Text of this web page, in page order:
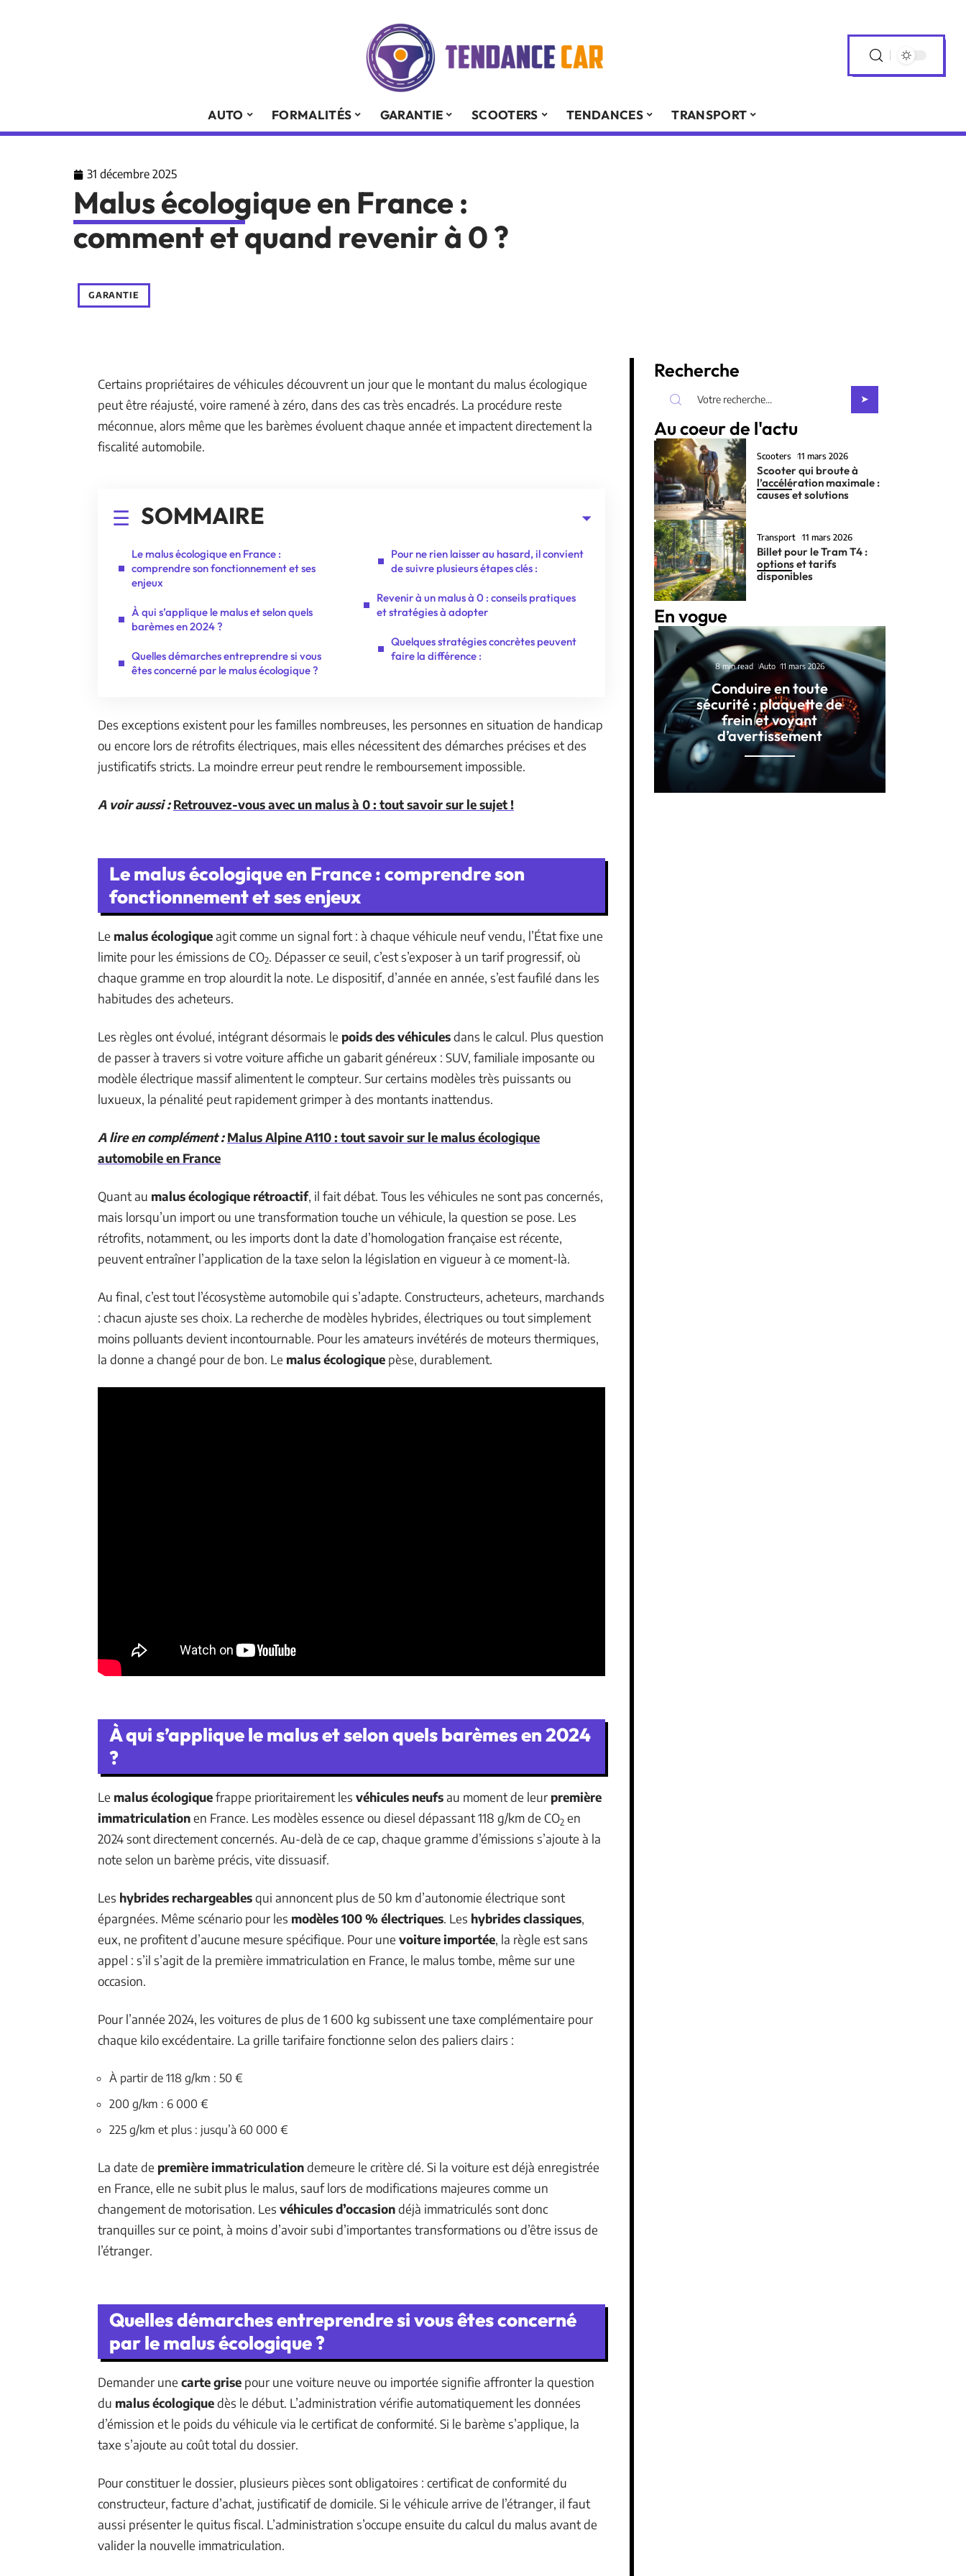
AUTO FORMALITÉS GARANTIE SCOOTERS TENDANCES TRANSPORT
31 décembre 2025
Malus écologique en France :
comment et quand revenir à 0 ?
GARANTIE
Certains propriétaires de véhicules découvrent un jour que le montant du malus écologique
peut être réajusté, voire ramené à zéro, dans des cas très encadrés. La procédure reste
méconnue, alors même que les barèmes évoluent chaque année et impactent directement la
fiscalité automobile.
SOMMAIRE
Le malus écologique en France :
comprendre son fonctionnement et ses
enjeux
À qui s’applique le malus et selon quels
barèmes en 2024 ?
Quelles démarches entreprendre si vous
êtes concerné par le malus écologique ?
Pour ne rien laisser au hasard, il convient
de suivre plusieurs étapes clés :
Revenir à un malus à 0 : conseils pratiques
et stratégies à adopter
Quelques stratégies concrètes peuvent
faire la différence :
Des exceptions existent pour les familles nombreuses, les personnes en situation de handicap
ou encore lors de rétrofits électriques, mais elles nécessitent des démarches précises et des
justificatifs stricts. La moindre erreur peut rendre le remboursement impossible.
A voir aussi : Retrouvez-vous avec un malus à 0 : tout savoir sur le sujet !
Le malus écologique en France : comprendre son
fonctionnement et ses enjeux
Le malus écologiqueagit comme un signal fort : à chaque véhicule neuf vendu, l’État fixe une
limite pour les émissions de CO2. Dépasser ce seuil, c’est s’exposer à un tarif progressif, où
chaque gramme en trop alourdit la note. Le dispositif, d’année en année, s’est faufilé dans les
habitudes des acheteurs.
Les règles ont évolué, intégrant désormais le poids des véhiculesdans le calcul. Plus question
de passer à travers si votre voiture affiche un gabarit généreux : SUV, familiale imposante ou
modèle électrique massif alimentent le compteur. Sur certains modèles très puissants ou
luxueux, la pénalité peut rapidement grimper à des montants inattendus.
A lire en complément : Malus Alpine A110 : tout savoir sur le malus écologique
automobile en France
Quant au malus écologique rétroactif, il fait débat. Tous les véhicules ne sont pas concernés,
mais lorsqu’un import ou une transformation touche un véhicule, la question se pose. Les
rétrofits, notamment, ou les imports dont la date d’homologation française est récente,
peuvent entraîner l’application de la taxe selon la législation en vigueur à ce moment-là.
Au final, c’est tout l’écosystème automobile qui s’adapte. Constructeurs, acheteurs, marchands
: chacun ajuste ses choix. La recherche de modèles hybrides, électriques ou tout simplement
moins polluants devient incontournable. Pour les amateurs invétérés de moteurs thermiques,
la donne a changé pour de bon. Le malus écologique pèse, durablement.
À qui s’applique le malus et selon quels barèmes en 2024
?
Le malus écologiquefrappe prioritairement les véhicules neufsau moment de leur première
immatriculationen France. Les modèles essence ou diesel dépassant 118 g/km de CO2 en
2024 sont directement concernés. Au-delà de ce cap, chaque gramme d’émissions s’ajoute à la
note selon un barème précis, vite dissuasif.
Les hybrides rechargeablesqui annoncent plus de 50 km d’autonomie électrique sont
épargnées. Même scénario pour les modèles 100 % électriques. Les hybrides classiques,
eux, ne profitent d’aucune mesure spécifique. Pour une voiture importée, la règle est sans
appel : s’il s’agit de la première immatriculation en France, le malus tombe, même sur une
occasion.
Pour l’année 2024, les voitures de plus de 1 600 kg subissent une taxe complémentaire pour
chaque kilo excédentaire. La grille tarifaire fonctionne selon des paliers clairs :
À partir de 118 g/km : 50 €
200 g/km : 6 000 €
225 g/km et plus : jusqu’à 60 000 €
La date de première immatriculationdemeure le critère clé. Si la voiture est déjà enregistrée
en France, elle ne subit plus le malus, sauf lors de modifications majeures comme un
changement de motorisation. Les véhicules d’occasiondéjà immatriculés sont donc
tranquilles sur ce point, à moins d’avoir subi d’importantes transformations ou d’être issus de
l’étranger.
Quelles démarches entreprendre si vous êtes concerné
par le malus écologique ?
Demander une carte grise pour une voiture neuve ou importée signifie affronter la question
du malus écologiquedès le début. L’administration vérifie automatiquement les données
d’émission et le poids du véhicule via le certificat de conformité. Si le barème s’applique, la
taxe s’ajoute au coût total du dossier.
Pour constituer le dossier, plusieurs pièces sont obligatoires : certificat de conformité du
constructeur, facture d’achat, justificatif de domicile. Si le véhicule arrive de l’étranger, il faut
aussi présenter le quitus fiscal. L’administration s’occupe ensuite du calcul du malus avant de
valider la nouvelle immatriculation.
Recherche
Au coeur de l'actu
Scooters 11 mars 2026
Scooter qui broute à
l’accélération maximale :
causes et solutions
Transport 11 mars 2026
Billet pour le Tram T4 :
options et tarifs
disponibles
En vogue
8 min read Auto 11 mars 2026
Conduire en toute
sécurité : plaquette de
frein et voyant
d’avertissement